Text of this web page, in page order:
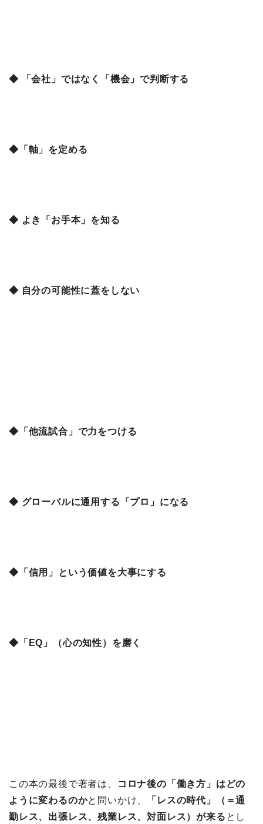
◆ 「会社」ではなく「機会」で判断する
◆「軸」を定める
◆ よき「お手本」を知る
◆ 自分の可能性に蓋をしない
◆「他流試合」で力をつける
◆ グローバルに通用する「プロ」になる
◆「信用」という価値を大事にする
◆「EQ」（心の知性）を磨く
この本の最後で著者は、
コロナ後の「働き方」はどの
ように変わるのかと問いかけ、
「レスの時代」（＝通
勤レス、出張レス、残業レス、対面レス）が来る とし